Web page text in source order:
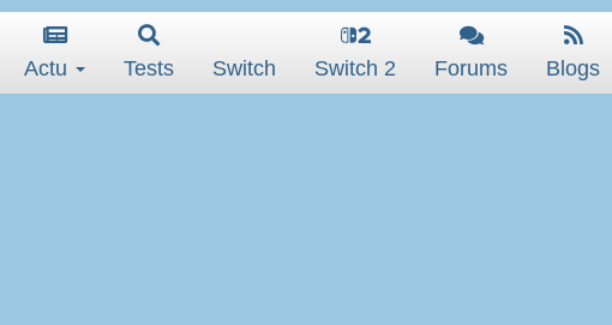
Actu Tests Switch Switch 2 Forums Blogs